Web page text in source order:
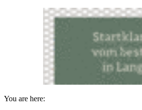
You are here: